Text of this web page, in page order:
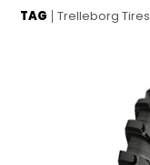
TAG Trelleborg Tires